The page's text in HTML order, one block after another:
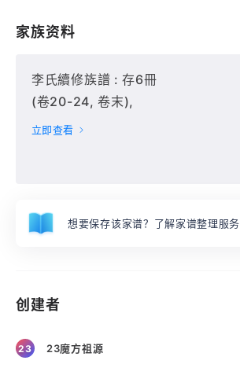
家族资料
李氏續修族譜 : 存6冊
(卷20-24, 卷末),
立即查看
想要保存该家谱？了解家谱整理服务
创建者
23 23魔方祖源